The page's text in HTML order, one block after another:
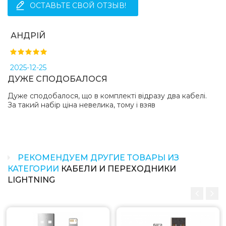
ОСТАВЬТЕ СВОЙ ОТЗЫВ!
АНДРІЙ
2025-12-25
ДУЖЕ СПОДОБАЛОСЯ
Дуже сподобалося, що в комплекті відразу два кабелі.
За такий набір ціна невелика, тому і взяв
РЕКОМЕНДУЕМ ДРУГИЕ ТОВАРЫ ИЗ
КАТЕГОРИИ КАБЕЛИ И ПЕРЕХОДНИКИ
LIGHTNING